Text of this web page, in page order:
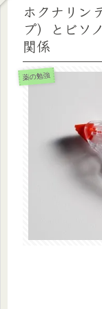
ホクナリン
プ）とビソ
関係
薬の勉強